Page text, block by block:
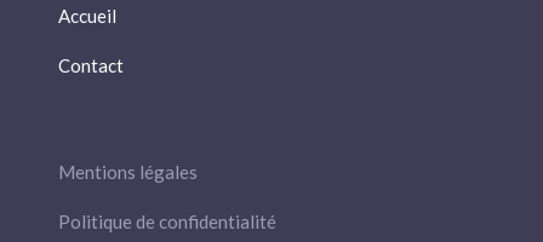
Accueil
Contact
Mentions légales
Politique de confidentialité